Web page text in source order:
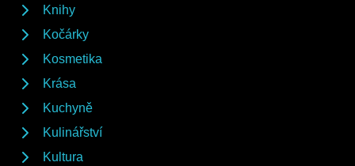
Knihy
Kočárky
Kosmetika
Krása
Kuchyně
Kulinářství
Kultura